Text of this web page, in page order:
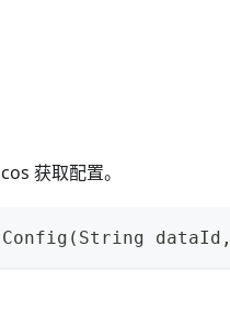
获取配置。
dataId,